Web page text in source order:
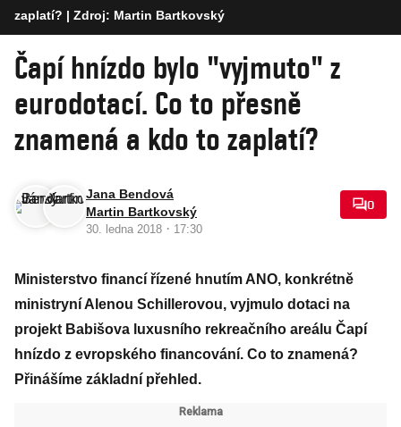
zaplatí? | Zdroj: Martin Bartkovský
Čapí hnízdo bylo "vyjmuto" z
eurodotací. Co to přesně
znamená a kdo to zaplatí?
Jana Bendová
Martin Bartkovský
30. ledna 2018 · 17:30
0
Ministerstvo financí řízené hnutím ANO, konkrétně
ministryní Alenou Schillerovou, vyjmulo dotaci na
projekt Babišova luxusního rekreačního areálu Čapí
hnízdo z evropského financování. Co to znamená?
Přinášíme základní přehled.